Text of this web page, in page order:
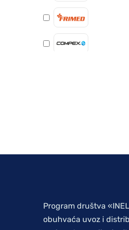
Program društva
obuhvaća uvoz i